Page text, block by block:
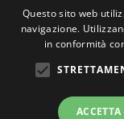
FITAV -
Questo sito web
navigazione.
in conformità